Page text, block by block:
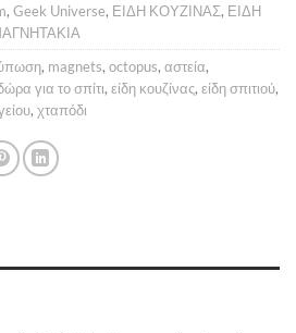
, Geek Universe, ΕΙΔΗ ΚΟΥΖΙΝΑΣ, ΕΙΔΗ
, magnets, octopus, αστεία,
για το σπίτι, είδη κουζίνας, είδη σπιτιού,
, χταπόδι